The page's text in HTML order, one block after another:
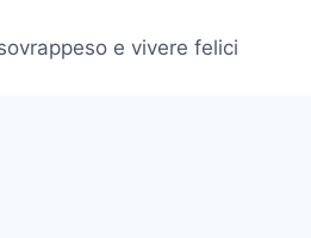
e vivere felici